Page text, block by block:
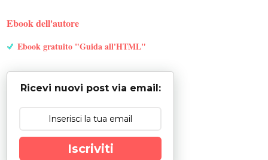
Ebook dell'autore
Ebook gratuito "Guida all'HTML"
Ricevi nuovi post via email:
Iscriviti